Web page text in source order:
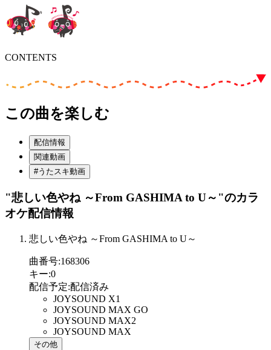
CONTENTS
この曲を楽しむ
配信情報
関連動画
#うたスキ動画
"悲しい色やね ～From GASHIMA to U～"のカラ
オケ配信情報
悲しい色やね ～From GASHIMA to U～
曲番号:168306
キー:0
配信予定:配信済み
JOYSOUND X1
JOYSOUND MAX GO
JOYSOUND MAX2
JOYSOUND MAX
その他